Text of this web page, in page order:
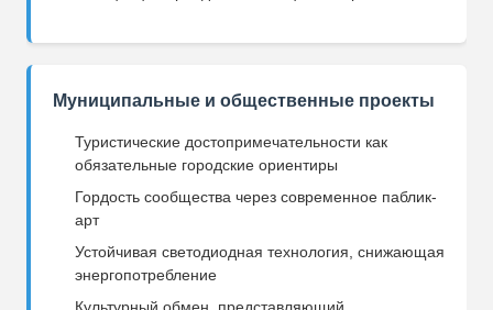
Муниципальные и общественные проекты
Туристические достопримечательности как
обязательные городские ориентиры
Гордость сообщества через современное паблик-
арт
Устойчивая светодиодная технология, снижающая
энергопотребление